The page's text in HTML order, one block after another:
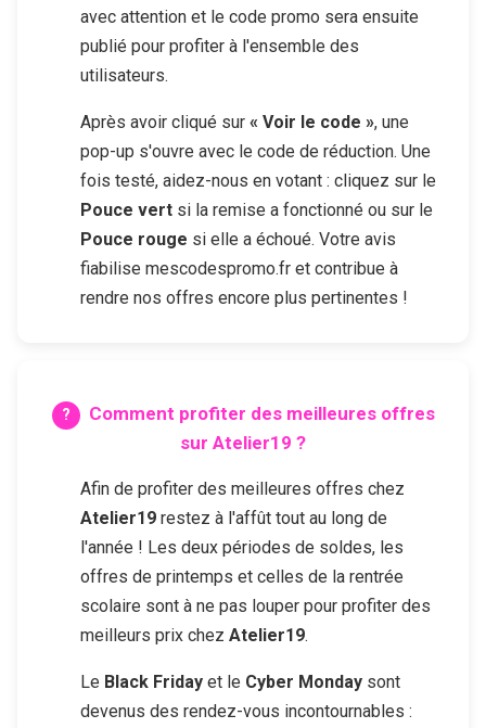
avec attention et le code promo sera ensuite
publié pour profiter à l'ensemble des
utilisateurs.
Après avoir cliqué sur « Voir le code », une
pop-up s'ouvre avec le code de réduction. Une
fois testé, aidez-nous en votant : cliquez sur le
Pouce vert si la remise a fonctionné ou sur le
Pouce rouge si elle a échoué. Votre avis
fiabilise mescodespromo.fr et contribue à
rendre nos offres encore plus pertinentes !
Comment profiter des meilleures offres
sur Atelier19 ?
Afin de profiter des meilleures offres chez
Atelier19 restez à l'affût tout au long de
l'année ! Les deux périodes de soldes, les
offres de printemps et celles de la rentrée
scolaire sont à ne pas louper pour profiter des
meilleurs prix chez Atelier19.
Le Black Friday et le Cyber Monday sont
devenus des rendez-vous incontournables :